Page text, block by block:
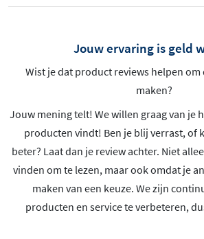
Jouw ervaring is geld
Wist je dat product reviews helpen om
maken?
Jouw mening telt! We willen graag van je
producten vindt! Ben je blij verrast, of
beter? Laat dan je review achter. Niet
vinden om te lezen, maar ook omdat je
maken van een keuze. We zijn
producten en service te verbeteren,